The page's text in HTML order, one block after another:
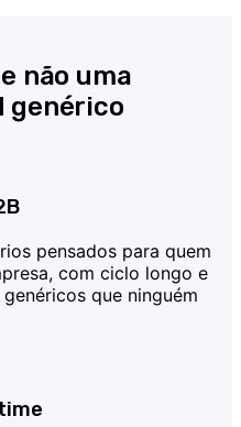
não uma
genérico
pensados para quem
com ciclo longo e
que ninguém